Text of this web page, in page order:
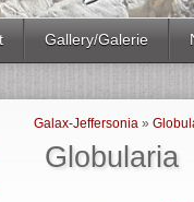
Gallery/Galerie
Globularia
Galax-Jeffersonia»